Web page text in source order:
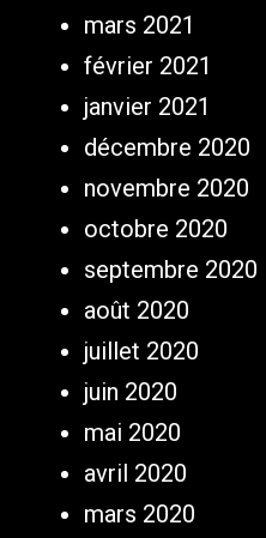
mars 2021
février 2021
janvier 2021
décembre 2020
novembre 2020
octobre 2020
septembre 2020
août 2020
juillet 2020
juin 2020
mai 2020
avril 2020
mars 2020